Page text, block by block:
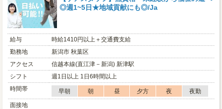
◎週1~5日★地域貢献にも◎/Ja
給与
時給1410円以上＋交通費支給
勤務地
新潟市 秋葉区
アクセス
信越本線(直江津－新潟) 新津駅
シフト
週1日以上 1日6時間以上
時間帯
早朝 朝 昼 夕方 夜
夜勤
面接地